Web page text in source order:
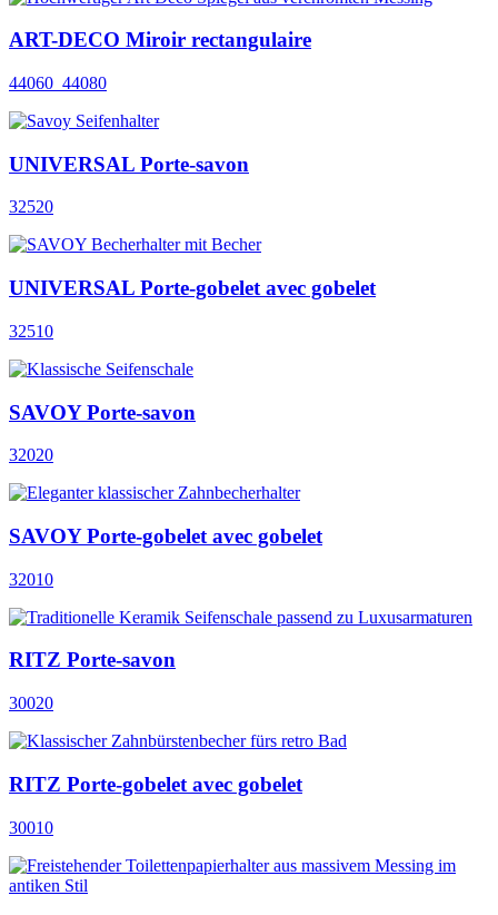
ART-DECO Miroir rectangulaire
44060_44080
UNIVERSAL Porte-savon
32520
UNIVERSAL Porte-gobelet avec gobelet
32510
SAVOY Porte-savon
32020
SAVOY Porte-gobelet avec gobelet
32010
RITZ Porte-savon
30020
RITZ Porte-gobelet avec gobelet
30010